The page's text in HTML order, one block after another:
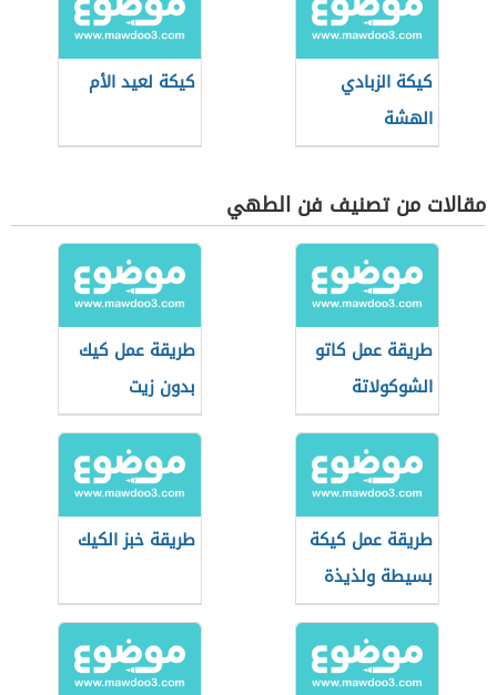
كيكة الزبادي
الهشة
كيكة لعيد الأم
مقالات من تصنيف فن الطهي
طريقة عمل كاتو
الشوكولاتة
طريقة عمل كيك
بدون زيت
طريقة عمل كيكة
بسيطة ولذيذة
طريقة خبز الكيك